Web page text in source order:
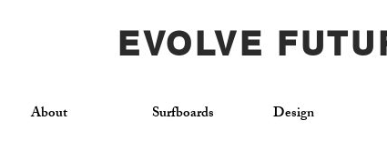
EVOLVE
About Surfboards Design